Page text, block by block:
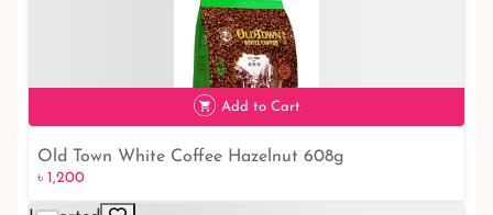
৳ 1,200
Add to Cart
Old Town White Coffee Hazelnut 608g
৳ 1,200